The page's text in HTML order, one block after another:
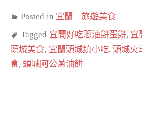
Posted in 宜蘭｜旅遊美食
Tagged 宜蘭好吃蔥油餅蛋餅, 宜
頭城美食, 宜蘭頭城鎮小吃, 頭城火
食, 頭城阿公蔥油餅